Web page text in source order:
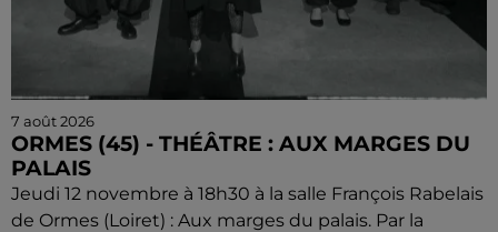
7 août 2026
ORMES (45) - THÉÂTRE : AUX MARGES DU
PALAIS
Jeudi 12 novembre à 18h30 à la salle François Rabelais
de Ormes (Loiret) : Aux marges du palais. Par la